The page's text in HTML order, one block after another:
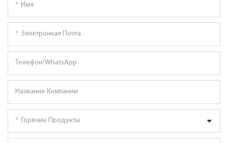
Имя
Электронная Почта
Телефон/WhatsApp
Название Компании
Горячие Продукты